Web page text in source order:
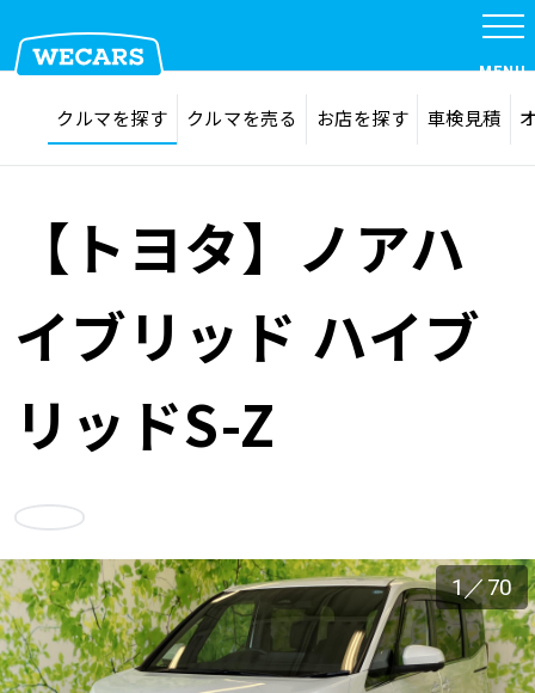
在庫検索 サイト内検索
MENU
クルマを探す
クルマを売る
お店を探す
車検サービス トップ
車検料金・メニュー
オイル交換・点検・整備予約
お役立ち情報
クルマを探す クルマを売る お店を探す 車検見積
【トヨタ】ノアハ
イブリッド ハイブ
リッドS-Z
お気に入り
1／70